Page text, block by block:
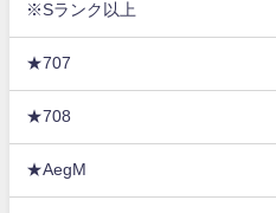
※Sランク以上
★707
★708
★AegM